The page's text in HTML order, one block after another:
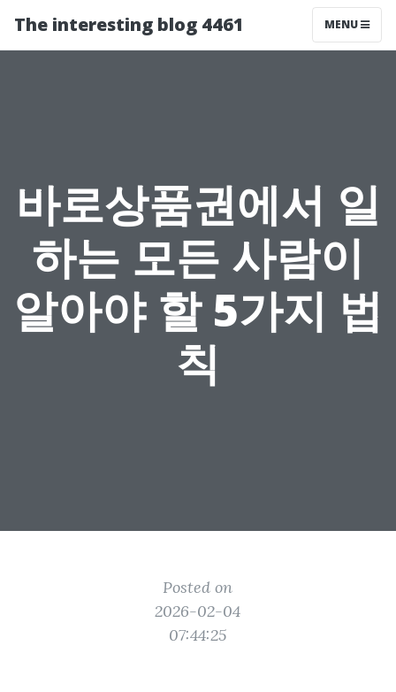
The interesting blog 4461 MENU
바로상품권에서 일
하는 모든 사람이
알아야 할 5가지 법
칙
Posted on
2026-02-04
07:44:25